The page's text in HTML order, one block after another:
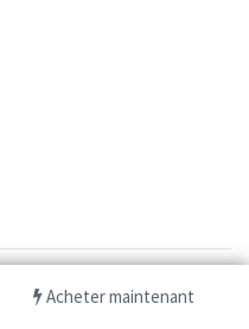
Acheter maintenant